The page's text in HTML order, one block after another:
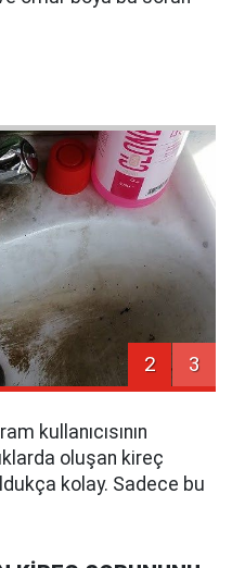
2 3
kullanıcısının
oluşan kireç
kolay. Sadece bu